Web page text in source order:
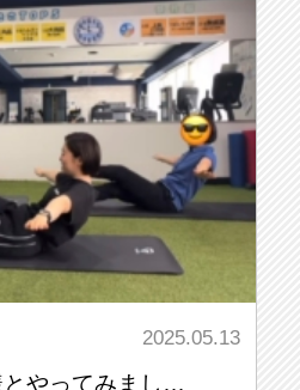
2025.05.13
やってみまし…